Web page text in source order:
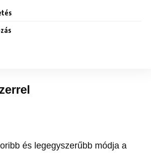
és legegyszerűbb módja a